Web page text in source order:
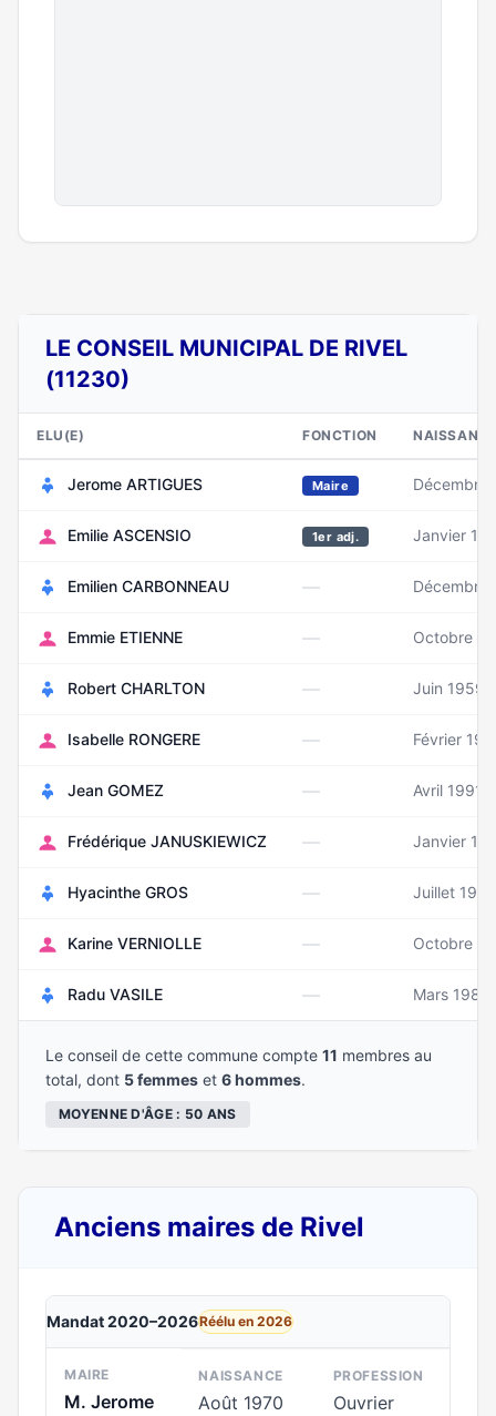
LE CONSEIL MUNICIPAL DE RIVEL
(11230)
ELU(E) FONCTION
Jerome ARTIGUES Maire Décembre
Emilie ASCENSIO 1er adj. Janvier
Emilien CARBONNEAU — Décembre
Emmie ETIENNE — Octobre
Robert CHARLTON — Juin 1959
Isabelle RONGERE — Février
Jean GOMEZ — Avril 1991
Frédérique JANUSKIEWICZ — Janvier
Hyacinthe GROS — Juillet 1983
Karine VERNIOLLE — Octobre
Radu VASILE — Mars 1986
Le conseil de cette commune compte 11 membres au
total, dont 5 femmes et 6 hommes.
MOYENNE D'ÂGE : 50 ANS
Anciens maires de Rivel
Mandat 2020–2026Réélu en 2026
MAIRE
M. Jerome
NAISSANCE
Août 1970
PROFESSION
Ouvrier